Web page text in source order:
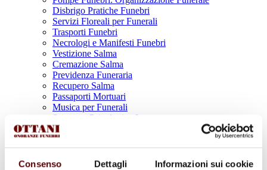
Consenso Dettagli Informazioni sui cookie
Disbrigo Pratiche Funebri
Servizi Floreali per Funerali
Trasporti Funebri
Necrologi e Manifesti Funebri
Vestizione Salma
Cremazione Salma
Previdenza Funeraria
Recupero Salma
Passaporti Mortuari
Musica per Funerali
Supporto Psicologico Lutto
Prodotti Funerari
Lapidi, Lastre tombali e Monumenti Funerari
Urne Cinerarie
Allestimento Funebre